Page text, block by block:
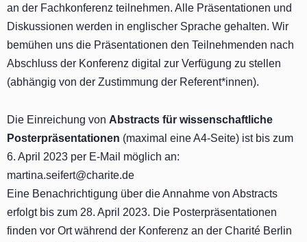
an der Fachkonferenz teilnehmen. Alle Präsentationen und
Diskussionen werden in englischer Sprache gehalten. Wir
bemühen uns die Präsentationen den Teilnehmenden nach
Abschluss der Konferenz digital zur Verfügung zu stellen
(abhängig von der Zustimmung der Referent*innen).
Die Einreichung von Abstracts für wissenschaftliche
Posterpräsentationen (maximal eine A4-Seite) ist bis zum
6. April 2023 per E-Mail möglich an:
martina.seifert@charite.de
Eine Benachrichtigung über die Annahme von Abstracts
erfolgt bis zum 28. April 2023. Die Posterpräsentationen
finden vor Ort während der Konferenz an der Charité Berlin